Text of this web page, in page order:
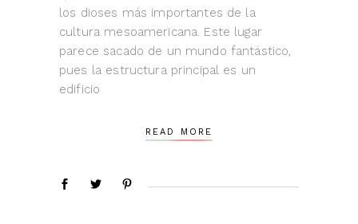
los dioses más importantes de la
cultura mesoamericana. Este lugar
parece sacado de un mundo fantástico,
pues la estructura principal es un
edificio
READ MORE